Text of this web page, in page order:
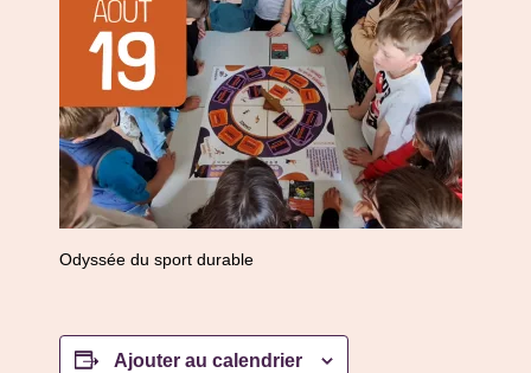
Odyssée du sport durable
Ajouter au calendrier